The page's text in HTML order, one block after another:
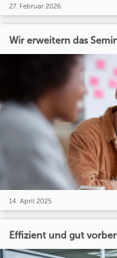
27. Februar 2026
Wir erweitern das
14. April 2025
Effizient und gut